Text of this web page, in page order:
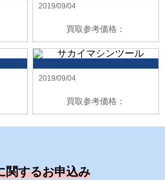
2019/09/04
買取参考価格：
2019/09/04
買取参考価格：
関するお申込み